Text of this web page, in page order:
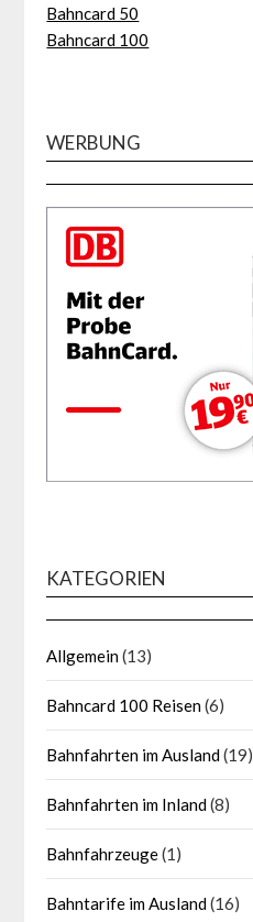
Bahncard 50
Bahncard 100
WERBUNG
KATEGORIEN
Allgemein(13)
Bahncard 100 Reisen(6)
Bahnfahrten im Ausland(19)
Bahnfahrten im Inland(8)
Bahnfahrzeuge(1)
Bahntarife im Ausland(16)